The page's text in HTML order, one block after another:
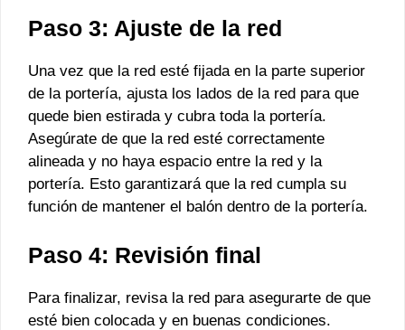
Paso 3: Ajuste de la red
Una vez que la red esté fijada en la parte superior
de la portería, ajusta los lados de la red para que
quede bien estirada y cubra toda la portería.
Asegúrate de que la red esté correctamente
alineada y no haya espacio entre la red y la
portería. Esto garantizará que la red cumpla su
función de mantener el balón dentro de la portería.
Paso 4: Revisión final
Para finalizar, revisa la red para asegurarte de que
esté bien colocada y en buenas condiciones.